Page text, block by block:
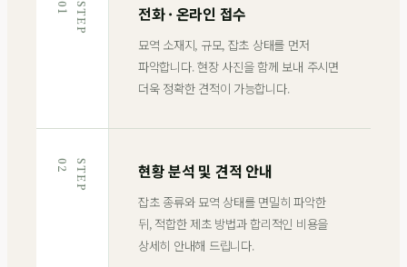
S
T
E
P
0
1 전화 · 온라인 접수
묘역 소재지, 규모, 잡초 상태를 먼저
파악합니다. 현장 사진을 함께 보내 주시면
더욱 정확한 견적이 가능합니다.
S
T
E
P
0
2 현황 분석 및 견적 안내
잡초 종류와 묘역 상태를 면밀히 파악한
뒤, 적합한 제초 방법과 합리적인 비용을
상세히 안내해 드립니다.